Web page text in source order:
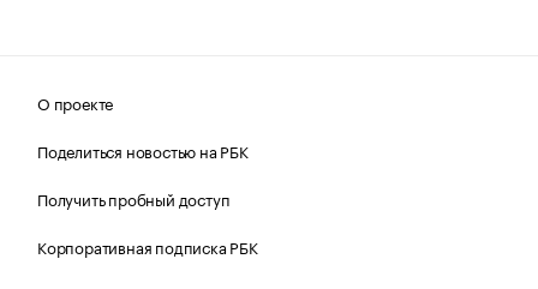
О проекте
Поделиться новостью на РБК
Получить пробный доступ
Корпоративная подписка РБК